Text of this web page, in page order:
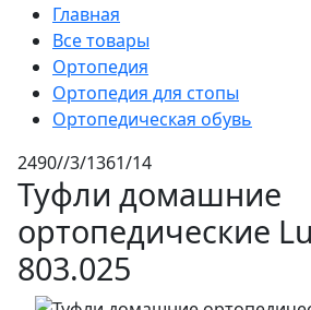
Главная
Все товары
Ортопедия
Ортопедия для стопы
Ортопедическая обувь
2490//3/1361/14
Туфли домашние
ортопедические
803.025